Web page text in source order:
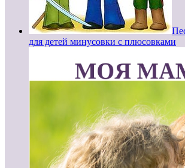
для детей минусовки с плюсовками